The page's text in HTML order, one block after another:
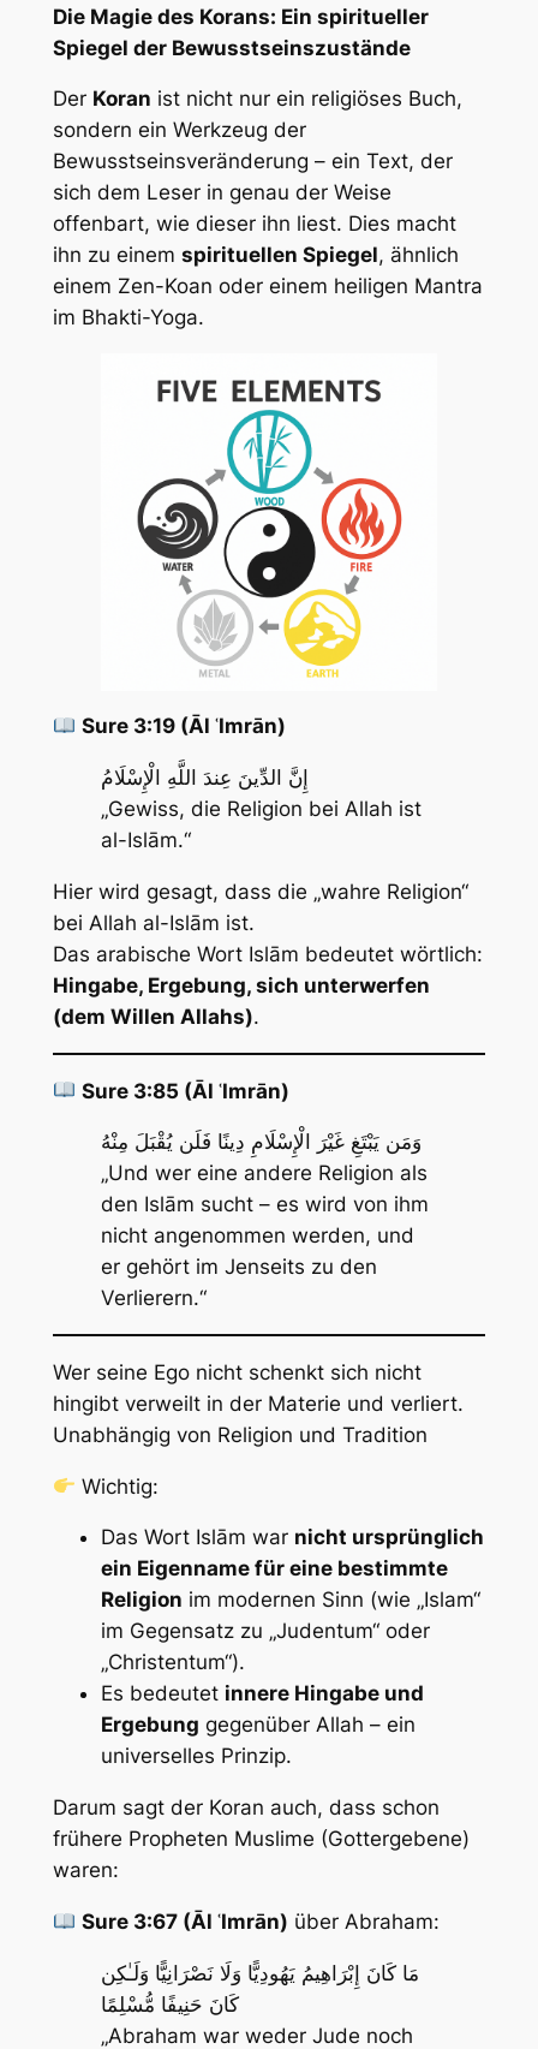
Die Magie des Korans: Ein spiritueller
Spiegel der Bewusstseinszustände
Der Koran ist nicht nur ein religiöses Buch,
sondern ein Werkzeug der
Bewusstseinsveränderung – ein Text, der
sich dem Leser in genau der Weise
offenbart, wie dieser ihn liest. Dies macht
ihn zu einem spirituellen Spiegel, ähnlich
einem Zen-Koan oder einem heiligen Mantra
im Bhakti-Yoga.
Sure 3:19 (Āl ʿImrān)
إِنَّ الدِّينَ عِندَ اللَّهِ الْإِسْلَامُ
„Gewiss, die Religion bei Allah ist
al-Islām.“
Hier wird gesagt, dass die „wahre Religion“
bei Allah al-Islām ist.
Das arabische Wort Islām bedeutet wörtlich:
Hingabe, Ergebung, sich unterwerfen
(dem Willen Allahs).
Sure 3:85 (Āl ʿImrān)
وَمَن يَبْتَغِ غَيْرَ الْإِسْلَامِ دِينًا فَلَن يُقْبَلَ مِنْهُ
„Und wer eine andere Religion als
den Islām sucht – es wird von ihm
nicht angenommen werden, und
er gehört im Jenseits zu den
Verlierern.“
Wer seine Ego nicht schenkt sich nicht
hingibt verweilt in der Materie und verliert.
Unabhängig von Religion und Tradition
Wichtig:
Das Wort Islām war nicht ursprünglich
ein Eigenname für eine bestimmte
Religion im modernen Sinn (wie „Islam“
im Gegensatz zu „Judentum“ oder
„Christentum“).
Es bedeutet innere Hingabe und
Ergebung gegenüber Allah – ein
universelles Prinzip.
Darum sagt der Koran auch, dass schon
frühere Propheten Muslime (Gottergebene)
waren:
Sure 3:67 (Āl ʿImrān) über Abraham:
مَا كَانَ إِبْرَاهِيمُ يَهُودِيًّا وَلَا نَصْرَانِيًّا وَلَـٰكِن
كَانَ حَنِيفًا مُّسْلِمًا
„Abraham war weder Jude noch